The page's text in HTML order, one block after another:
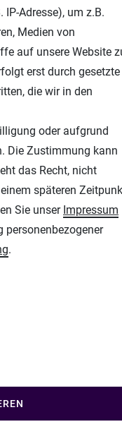
Impressum
Airbrushfarben
Plotterfolien
IP-Adresse), um z.B.
Medien von
auf unsere Website
erst durch gesetzte
die wir in den
oder aufgrund
Die Zustimmung kann
das Recht, nicht
späteren
Sie unser Impressum
personenbezogener
.